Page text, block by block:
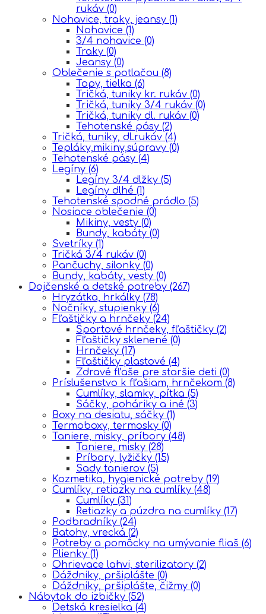
rukáv (0)
Nohavice, traky, jeansy (1)
Nohavice (1)
3/4 nohavice (0)
Traky (0)
Jeansy (0)
Oblečenie s potlačou (8)
Topy, tielka (6)
Tričká, tuniky kr. rukáv (0)
Tričká, tuniky 3/4 rukáv (0)
Tričká, tuniky dl. rukáv (0)
Tehotenské pásy (2)
Tričká, tuniky, dl.rukáv (4)
Tepláky,mikiny,súpravy (0)
Tehotenské pásy (4)
Legíny (6)
Legíny 3/4 dlžky (5)
Legíny dlhé (1)
Tehotenské spodné prádlo (5)
Nosiace oblečenie (0)
Mikiny, vesty (0)
Bundy, kabáty (0)
Svetríky (1)
Tričká 3/4 rukáv (0)
Pančuchy, silonky (0)
Bundy, kabáty, vesty (0)
Dojčenské a detské potreby (267)
Hryzátka, hrkálky (78)
Nočníky, stupienky (6)
Fľaštičky a hrnčeky (24)
Športové hrnčeky, fľaštičky (2)
Fľaštičky sklenené (0)
Hrnčeky (17)
Fľaštičky plastové (4)
Zdravé fľaše pre staršie deti (0)
Príslušenstvo k fľašiam, hrnčekom (8)
Cumlíky, slamky, pítka (5)
Sáčky, poháriky a iné (3)
Boxy na desiatu, sáčky (1)
Termoboxy, termosky (0)
Taniere, misky, príbory (48)
Taniere, misky (28)
Príbory, lyžičky (15)
Sady tanierov (5)
Kozmetika, hygienické potreby (19)
Cumlíky, retiazky na cumlíky (48)
Cumlíky (31)
Retiazky a púzdra na cumlíky (17)
Podbradníky (24)
Batohy, vrecká (2)
Potreby a pomôcky na umývanie fliaš (6)
Plienky (1)
Ohrievace lahvi, sterilizatory (2)
Dáždniky, pršiplášte (0)
Dáždniky, pršiplášte, čižmy (0)
Nábytok do izbičky (52)
Detská kresielka (4)